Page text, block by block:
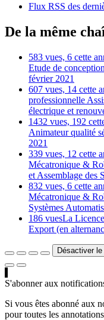
Flux RSS des
De la même
583 vues, 6 cette
Etude de
février 2021
607 vues, 14 cette
professionnelle
électrique et
1432 vues, 192
Animateur qualité
2021
339 vues, 12 cette
Mécatronique &
et Assemblage des
832 vues, 6 cette
Mécatronique &
Systèmes
186 vuesLa
Export (en
Désactiver
S'abonner aux
Si vous êtes abonné aux
pour toutes les